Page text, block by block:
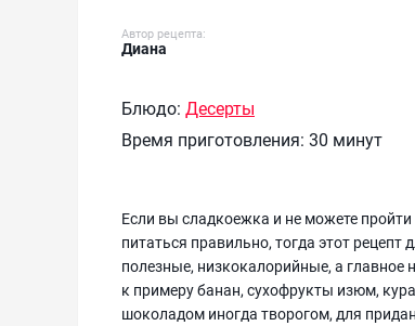
Автор рецепта:
Диана
Блюдо: Десерты
Время приготовления: 30 минут
Если вы сладкоежка и не можете
питаться правильно, тогда этот
полезные, низкокалорийные, а
к примеру банан, сухофрукты изюм,
шоколадом иногда творогом, для